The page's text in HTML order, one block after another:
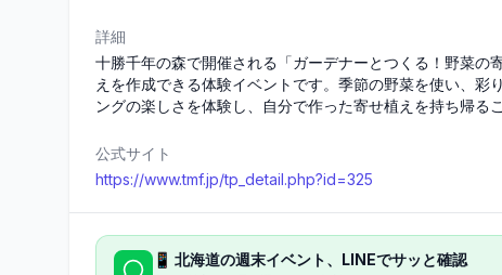
詳細
十勝千年の森で開催される「ガーデナーとつくる！野菜の
えを作成できる体験イベントです。季節の野菜を使い、
ングの楽しさを体験し、自分で作った寄せ植えを持ち帰る
公式サイト
https://www.tmf.jp/tp_detail.php?id=325
📱 北海道の週末イベント、LINEでサッと確認